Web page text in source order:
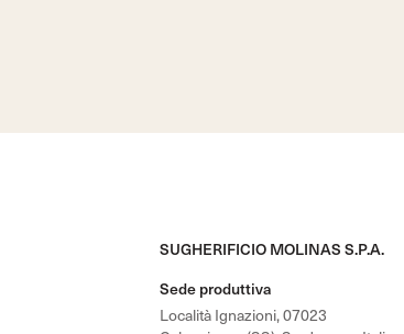
SUGHERIFICIO MOLINAS S.P.A.
Sede produttiva
Località Ignazioni, 07023